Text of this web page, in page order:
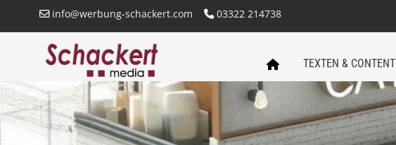
info@werbung-schackert.com 03322 214738
SCHACKERT
MEDIA
STARTSEITE
TEXTEN & CONTENT